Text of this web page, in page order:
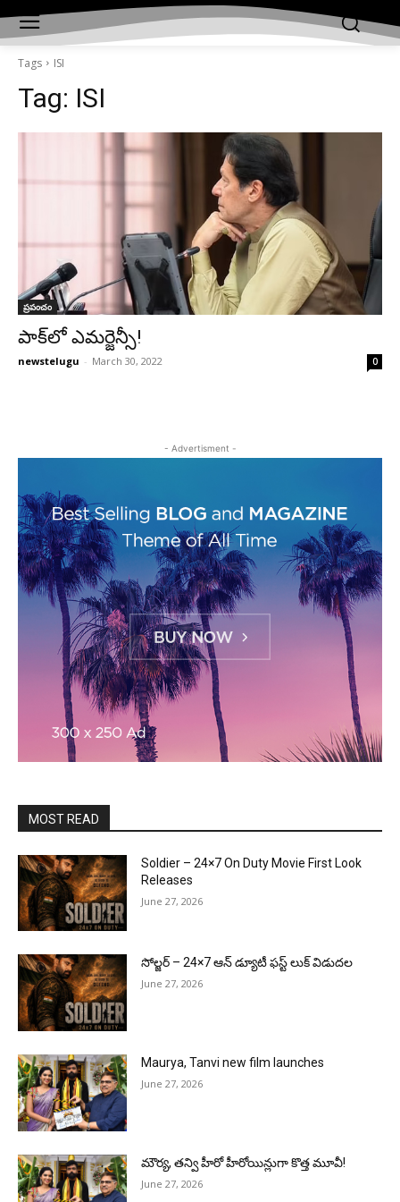
Tags ISI
Tag: ISI
ప్రపంచం
పాక్‌లో ఎమర్జెన్సీ!
newstelugu - March 30, 2022 0
- Advertisment -
MOST READ
Soldier – 24×7 On Duty Movie First Look
Releases
June 27, 2026
సోల్జర్ – 24×7 ఆన్ డ్యూటీ ఫస్ట్ లుక్ విడుదల
June 27, 2026
Maurya, Tanvi new film launches
June 27, 2026
మౌర్య‌, త‌న్వి హీరో హీరోయిన్లుగా కొత్త మూవీ!
June 27, 2026